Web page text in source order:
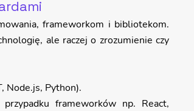
frameworkom i bibliotekom.
ale raczej o zrozumienie czy
Node.js, Python).
przypadku frameworków np. React,